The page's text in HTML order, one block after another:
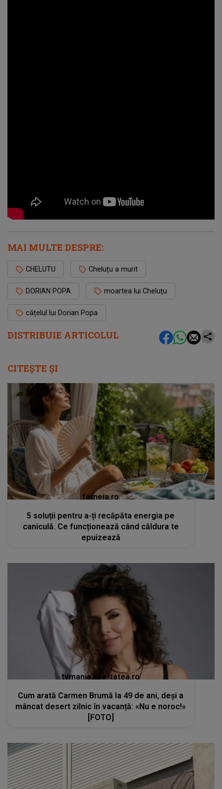
DISTRIBUIE ARTICOLUL
MAI MULTE DESPRE:
CHELUTU Cheluțu a murit
DORIAN POPA moartea lui Cheluțu
cățelul lui Dorian Popa
CITEȘTE ȘI
femeia.ro
5 soluții pentru a-ți recăpăta energia pe
caniculă. Ce funcționează când căldura te
epuizează
tvmania.libertatea.ro
Cum arată Carmen Brumă la 49 de ani, deși a
mâncat desert zilnic în vacanță: «Nu e noroc!»
[FOTO]